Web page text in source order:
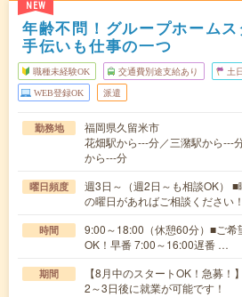
NEW
年齢不問！グループホーム
手伝いも仕事の一つ
職種未経験OK 交通費別途支給あり 土
WEB登録OK 派遣
勤務地
福岡県久留米市
花畑駅から---分／三潴駅から---
から---分
曜日頻度
週3日～（週2日～も相談OK）
の曜日があればご相談ください！
時間
9:00～18:00（休憩60分）■ご希
OK！早番 7:00～16:00遅番 …
期間
【8月中のスタートOK！急募
2～3日後に就業が可能です！